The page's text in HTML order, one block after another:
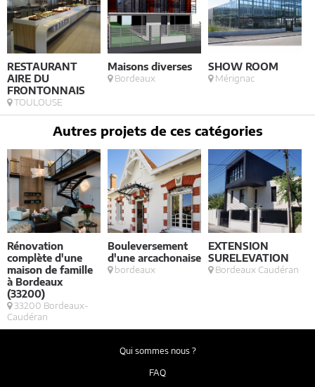
RESTAURANT
AIRE DU
FRONTONNAIS
TOULOUSE
Maisons diverses
Bordeaux
SHOW ROOM
Mérignac
Autres projets de ces catégories
Rénovation
complète d'une
maison de famille
à Bordeaux
(33200)
33200 Bordeaux-
Caudéran
Bouleversement
d'une arcachonaise
bordeaux
EXTENSION
SURELEVATION
Bordeaux Caudéran
Qui sommes nous ?
FAQ